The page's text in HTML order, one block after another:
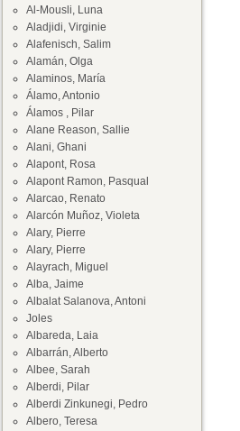
Al-Mousli, Luna
Aladjidi, Virginie
Alafenisch, Salim
Alamán, Olga
Alaminos, María
Álamo, Antonio
Álamos , Pilar
Alane Reason, Sallie
Alani, Ghani
Alapont, Rosa
Alapont Ramon, Pasqual
Alarcao, Renato
Alarcón Muñoz, Violeta
Alary, Pierre
Alary, Pierre
Alayrach, Miguel
Alba, Jaime
Albalat Salanova, Antoni
Joles
Albareda, Laia
Albarrán, Alberto
Albee, Sarah
Alberdi, Pilar
Alberdi Zinkunegi, Pedro
Albero, Teresa